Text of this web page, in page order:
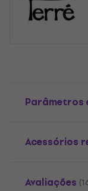
Parâmetros
Acessórios
Avaliações